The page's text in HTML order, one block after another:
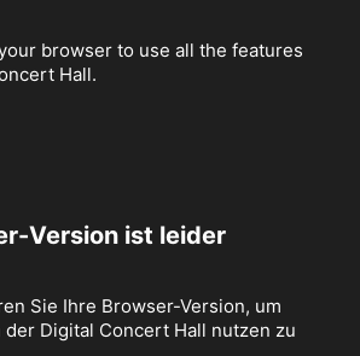
browser to use all the features
Hall.
Version ist leider
Sie Ihre Browser-Version, um
der Digital Concert Hall nutzen zu